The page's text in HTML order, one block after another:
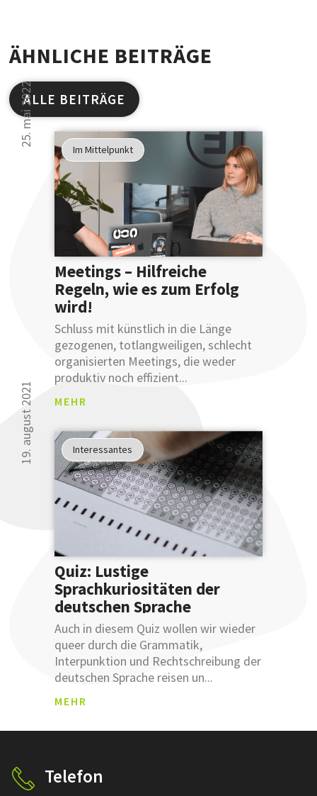
ÄHNLICHE BEITRÄGE
ALLE BEITRÄGE
25. mai 2022
Im Mittelpunkt
Meetings – Hilfreiche
Regeln, wie es zum Erfolg
wird!
Schluss mit künstlich in die Länge
gezogenen, totlangweiligen, schlecht
organisierten Meetings, die weder
produktiv noch effizient...
MEHR
19. august 2021 Interessantes
Quiz: Lustige
Sprachkuriositäten der
deutschen Sprache
Auch in diesem Quiz wollen wir wieder
queer durch die Grammatik,
Interpunktion und Rechtschreibung der
deutschen Sprache reisen un...
MEHR
Studien
haben
gezeigt
...
... dass
Sie Ihre
bereits
unsere
Glauben
Sie uns
nicht?
Testen
Sie uns.
30 000 Leser
sich nicht irren.
ELDU
ESTÄ
Telefon